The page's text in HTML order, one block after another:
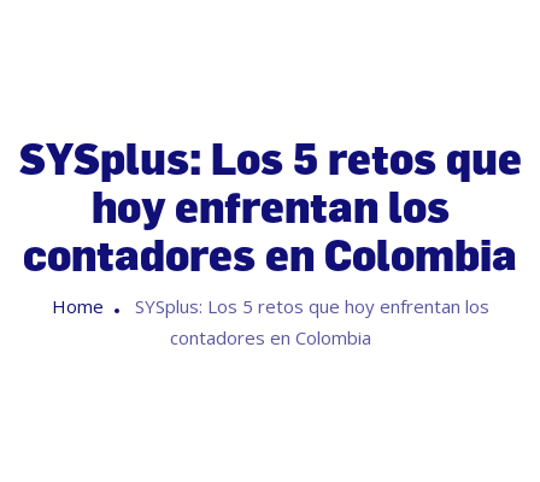
SYSplus: Los 5 retos que
hoy enfrentan los
contadores en Colombia
Home
SYSplus: Los 5 retos que hoy enfrentan los
contadores en Colombia